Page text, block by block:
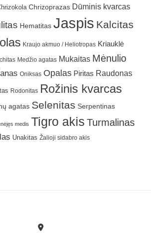
Chrizoprazas Dūminis kvarcas
Hematitas Jaspis Kalcitas
Kraujo akmuo / Heliotropas Kriauklė
Medžio agatas Mukaitas Mėnulio
Oniksas Opalas Piritas Raudonas
Rodonitas Rožinis kvarcas
agatas Selenitas Serpentinas
medis Tigro akis Turmalinas
Unakitas Žalioji sidabro akis